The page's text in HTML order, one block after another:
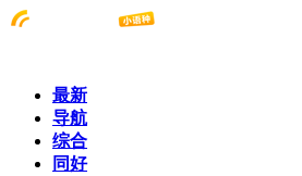
最新
导航
综合
同好